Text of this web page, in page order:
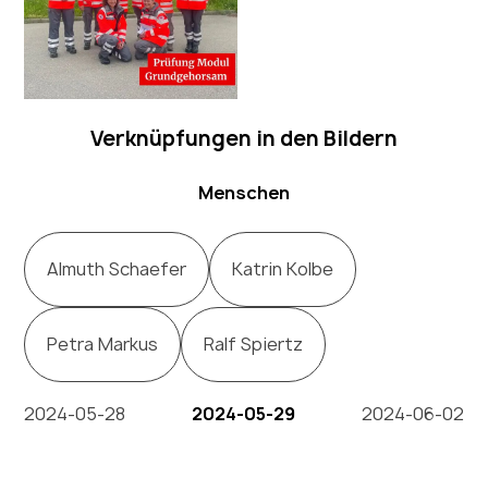
Verknüpfungen in den Bildern
Menschen
Almuth Schaefer Katrin Kolbe
Petra Markus Ralf Spiertz
2024-05-28 2024-05-29 2024-06-02